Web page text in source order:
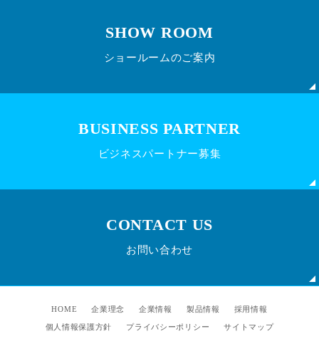
SHOW ROOM
ショールームのご案内
BUSINESS PARTNER
ビジネスパートナー募集
CONTACT US
お問い合わせ
HOME 企業理念 企業情報 製品情報 採用情報
個人情報保護方針 プライバシーポリシー サイトマップ